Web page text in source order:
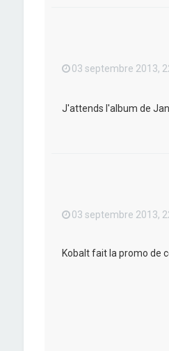
03 septembre 2013,
J'attends l'album de
03 septembre 2013,
Kobalt fait la promo de